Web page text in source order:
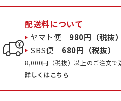
配送料について
ヤマト便 980円（税抜）
SBS便 680円（税抜）
8,000円（税抜）以上のご注文で
詳しくはこちら